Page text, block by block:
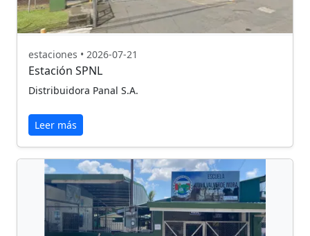
estaciones • 2026-07-21
Estación SPNL
Distribuidora Panal S.A.
Leer más